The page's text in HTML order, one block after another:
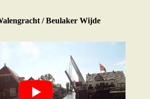
/ Beulaker Wijde